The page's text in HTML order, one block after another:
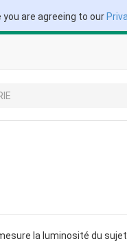
are agreeing to our
la luminosité du sujet.